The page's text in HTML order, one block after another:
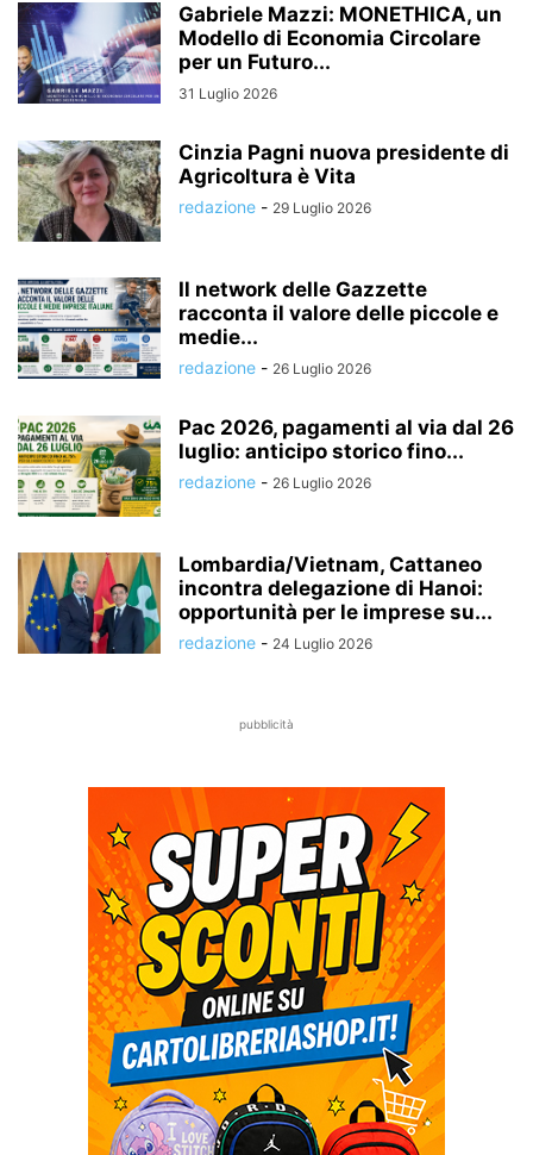
Gabriele Mazzi: MONETHICA, un
Modello di Economia Circolare
per un Futuro...
31 Luglio 2026
Cinzia Pagni nuova presidente di
Agricoltura è Vita
redazione - 29 Luglio 2026
Il network delle Gazzette
racconta il valore delle piccole e
medie...
redazione - 26 Luglio 2026
Pac 2026, pagamenti al via dal 26
luglio: anticipo storico fino...
redazione - 26 Luglio 2026
Lombardia/Vietnam, Cattaneo
incontra delegazione di Hanoi:
opportunità per le imprese su...
redazione - 24 Luglio 2026
pubblicità